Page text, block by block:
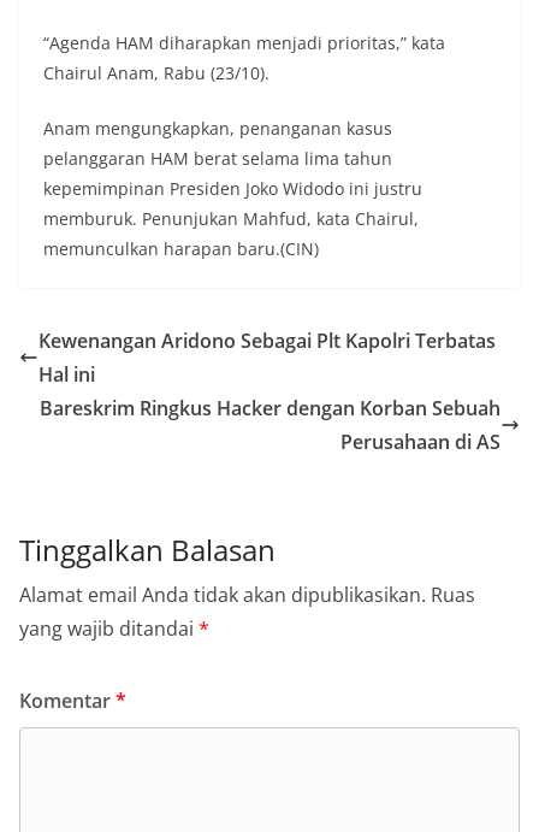
“Agenda HAM diharapkan menjadi prioritas,” kata
Chairul Anam, Rabu (23/10).
Anam mengungkapkan, penanganan kasus
pelanggaran HAM berat selama lima tahun
kepemimpinan Presiden Joko Widodo ini justru
memburuk. Penunjukan Mahfud, kata Chairul,
memunculkan harapan baru.(CIN)
Kewenangan Aridono Sebagai Plt Kapolri Terbatas
Hal ini
Bareskrim Ringkus Hacker dengan Korban Sebuah
Perusahaan di AS
Tinggalkan Balasan
Alamat email Anda tidak akan dipublikasikan. Ruas
yang wajib ditandai *
Komentar*